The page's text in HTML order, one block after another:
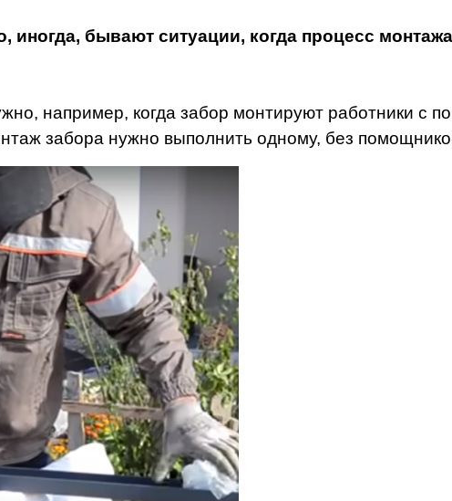
иногда, бывают ситуации, когда процесс
например, когда забор монтируют работники с
забора нужно выполнить одному, без